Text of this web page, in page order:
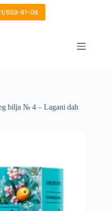
659-81-08
bilja № 4 – Lagani dah